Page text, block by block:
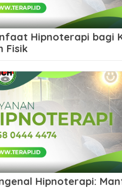
Hipnoterapi bagi
Fisik
Hipnoterapi: